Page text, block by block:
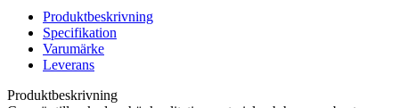
Produktbeskrivning
Specifikation
Varumärke
Leverans
Produktbeskrivning